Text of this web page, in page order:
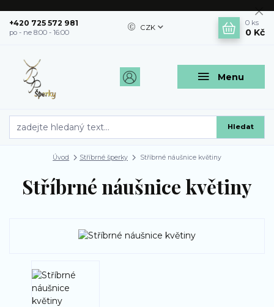
Menu
CZK
Hledat
+420 725 572 981
po - ne 8:00 - 16:00
0 ks
0 Kč
Úvod Stříbrné šperky Stříbrné náušnice květiny
Stříbrné náušnice květiny